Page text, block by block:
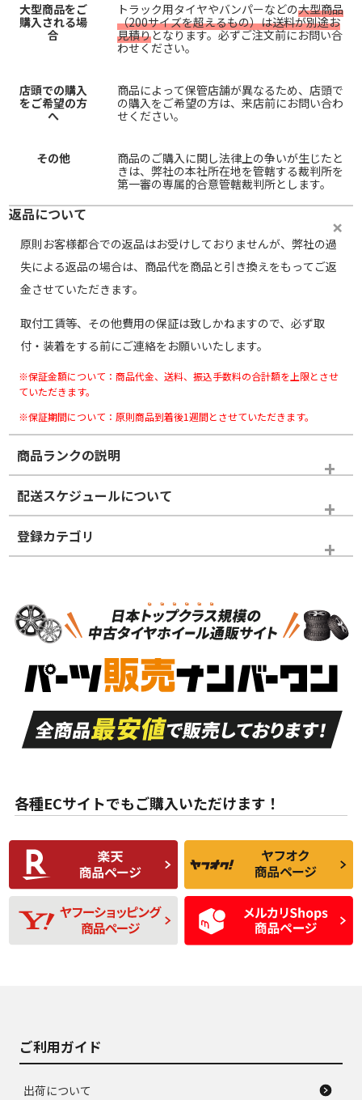
大型商品をご
購入される場
合
トラック用タイヤやバンパーなどの大型商品
（200サイズを超えるもの）は送料が別途お
見積りとなります。必ずご注文前にお問い合
わせください。
店頭での購入
をご希望の方
へ
商品によって保管店舗が異なるため、店頭で
の購入をご希望の方は、来店前にお問い合わ
せください。
その他
商品のご購入に関し法律上の争いが生じたと
きは、弊社の本社所在地を管轄する裁判所を
第一審の専属的合意管轄裁判所とします。
返品について
原則お客様都合での返品はお受けしておりませんが、弊社の過
失による返品の場合は、商品代を商品と引き換えをもってご返
金させていただきます。
取付工賃等、その他費用の保証は致しかねますので、必ず取
付・装着をする前にご連絡をお願いいたします。
※保証金額について：商品代金、送料、振込手数料の合計額を上限とさせ
ていただきます。
※保証期間について：原則商品到着後1週間とさせていただきます。
商品ランクの説明
※商品ランクは出品者の主観により判断しておりますので、あら
かじめご了承ください。
ホイールランク
S
品）
S
新車外し品（新古
付き
A
走行距離も少なく、
目立つ傷もほとんど
ない中古品
A
走行距離も少なく、
非常に状態の良い中
古品
な中古品
んどない中古品
C
比較的きれいな中古
品
C
られるが、使用に問
題のない中古品
D
使用感や目立つ傷が
あり、一般的な中古
品
D
残り溝も少なく、偏
磨耗がみられ、短期
間使用できるくらい
の中古品
配送スケジュールについて
登録カテゴリ
スタッドレスタイヤホイールセット
各種ECサイトでもご購入いただけます！
ご利用ガイド
出荷について